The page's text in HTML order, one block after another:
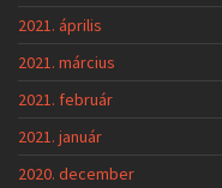
2021. április
2021. március
2021. február
2021. január
2020. december